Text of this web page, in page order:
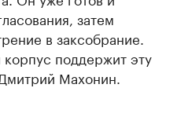
затем
в заксобрание.
корпус поддержит эту
Махонин.